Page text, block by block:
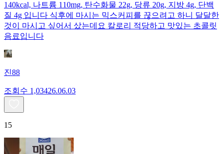
140kcal, 나트륨 110mg, 탄수화물 22g, 당류 20g, 지방 4g, 단백
질 4g 입니다 식후에 마시는 믹스커피를 끊으려고 하니 달달한
것이 마시고 싶어서 샀는데요 칼로리 적당하고 맛있는 초콜릿
음료입니다
진88
조회수 1,03426.06.03
15